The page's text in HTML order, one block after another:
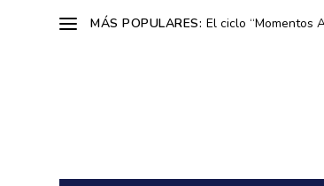
MÁS POPULARES: El ciclo “Momentos